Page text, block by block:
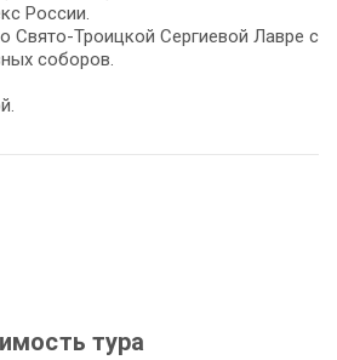
России.
Свято-Троицкой Сергиевой Лавре с
соборов.
тура